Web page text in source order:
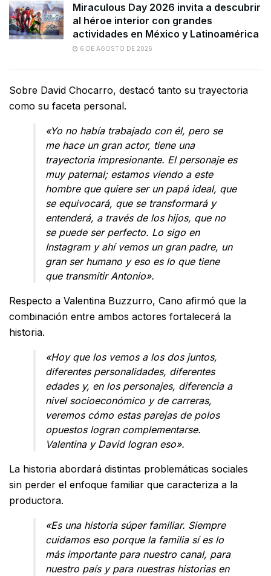
Miraculous Day 2026 invita a descubrir
al héroe interior con grandes
actividades en México y Latinoamérica
6 DE AGOSTO DE 2026
Sobre David Chocarro, destacó tanto su trayectoria
como su faceta personal.
«Yo no había trabajado con él, pero se
me hace un gran actor, tiene una
trayectoria impresionante. El personaje es
muy paternal; estamos viendo a este
hombre que quiere ser un papá ideal, que
se equivocará, que se transformará y
entenderá, a través de los hijos, que no
se puede ser perfecto. Lo sigo en
Instagram y ahí vemos un gran padre, un
gran ser humano y eso es lo que tiene
que transmitir Antonio».
Respecto a Valentina Buzzurro, Cano afirmó que la
combinación entre ambos actores fortalecerá la
historia.
«Hoy que los vemos a los dos juntos,
diferentes personalidades, diferentes
edades y, en los personajes, diferencia a
nivel socioeconómico y de carreras,
veremos cómo estas parejas de polos
opuestos logran complementarse.
Valentina y David logran eso».
La historia abordará distintas problemáticas sociales
sin perder el enfoque familiar que caracteriza a la
productora.
«Es una historia súper familiar. Siempre
cuidamos eso porque la familia sí es lo
más importante para nuestro canal, para
nuestro país y para nuestras historias en